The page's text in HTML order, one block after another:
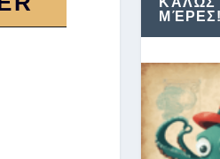
ΜΈΡΕΣ!